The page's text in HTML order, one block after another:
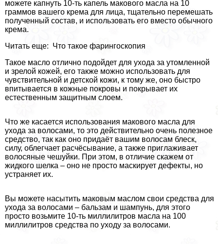
можете капнуть 10-ть капель макового масла на 10
граммов вашего крема для лица, тщательно перемешать
полученный состав, и использовать его вместо обычного
крема.
Читать еще: Что такое фарингоскопия
Такое масло отлично подойдет для ухода за утомленной
и зрелой кожей, его также можно использовать для
чувствительной и детской кожи, к тому же, оно быстро
впитывается в кожные покровы и покрывает их
естественным защитным слоем.
Что же касается использования макового масла для
ухода за волосами, то это действительно очень полезное
средство, так как оно придаёт вашим волосам блеск,
силу, облегчает расчёсывание, а также приглаживает
волосяные чешуйки. При этом, в отличие скажем от
жидкого шелка – оно не просто маскирует дефекты, но
устраняет их.
Вы можете насытить маковым маслом свои средства для
ухода за волосами – бальзам и шампунь, для этого
просто возьмите 10-ть миллилитров масла на 100
миллилитров средства по уходу за волосами.